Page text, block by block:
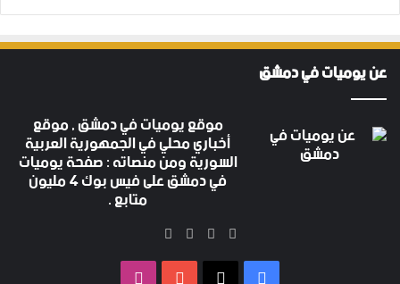
عن يوميات في دمشق
موقع يوميات في دمشق , موقع
أخباري محلي في الجمهورية العربية
السورية ومن منصاته : صفحة يوميات
في دمشق على فيس بوك 4 مليون متابع .
فيسبوك
‫X
‫YouTube